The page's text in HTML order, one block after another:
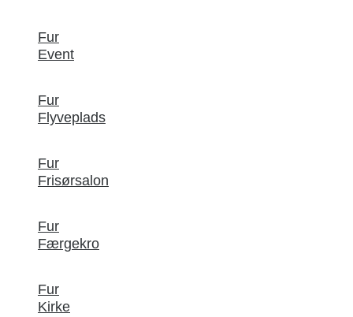
Fur
Event
Fur
Flyveplads
Fur
Frisørsalon
Fur
Færgekro
Fur
Kirke